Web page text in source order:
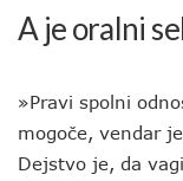
A je oralni
»Pravi spolni
mogoče, vendar
Dejstvo je, da